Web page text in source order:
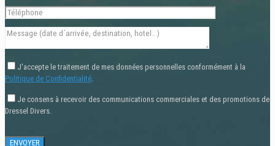
J'accepte le traitement de mes données personnelles conformément à la
Politique de Confidentialité.
Je consens à recevoir des communications commerciales et des promotions de
Dressel Divers.